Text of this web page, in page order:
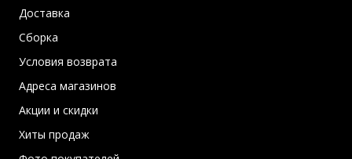
Доставка
Сборка
Условия возврата
Адреса магазинов
Акции и скидки
Хиты продаж